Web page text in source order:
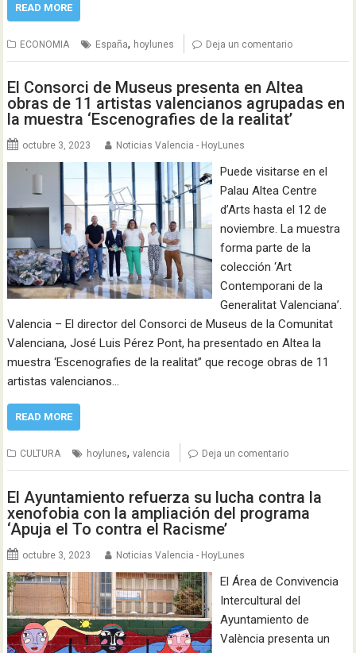
READ MORE
ECONOMIA España, hoylunes Deja un comentario
El Consorci de Museus presenta en Altea
obras de 11 artistas valencianos agrupadas en
la muestra ‘Escenografies de la realitat’
octubre 3, 2023 Noticias Valencia - HoyLunes
Puede visitarse en el
Palau Altea Centre
d’Arts hasta el 12 de
noviembre. La muestra
forma parte de la
colección ‘Art
Contemporani de la
Generalitat Valenciana’.
Valencia – El director del Consorci de Museus de la Comunitat
Valenciana, José Luis Pérez Pont, ha presentado en Altea la
muestra ‘Escenografies de la realitat” que recoge obras de 11
artistas valencianos…
READ MORE
CULTURA hoylunes,valencia Deja un comentario
El Ayuntamiento refuerza su lucha contra la
xenofobia con la ampliación del programa
‘Apuja el To contra el Racisme’
octubre 3, 2023 Noticias Valencia - HoyLunes
El Área de Convivencia
Intercultural del
Ayuntamiento de
València presenta un